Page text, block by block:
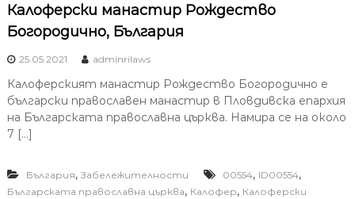
Калоферски манастир Рождество
Богородично, България
25.05.2021 adminrilaws
Калоферският манастир Рождество Богородично е
български православен манастир в Пловдивска епархия
на Българската православна църква. Намира се на около
7 […]
България, Забележителности 00554, ID00554,
Българската православна църква, Калофер, Калоферски